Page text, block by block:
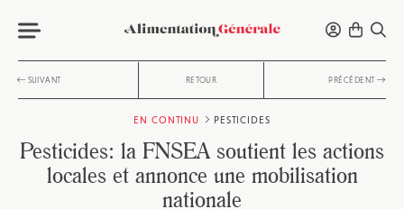
SUIVANT RETOUR PRÉCÉDENT
EN CONTINU PESTICIDES
Pesticides: la FNSEA soutient les actions
locales et annonce une mobilisation
nationale